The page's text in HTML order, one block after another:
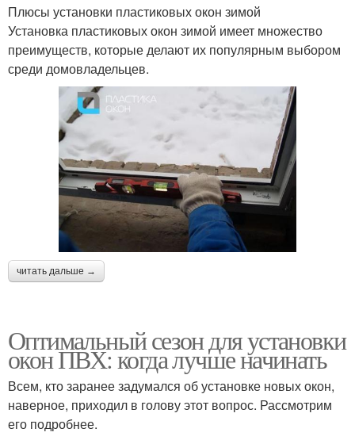
Плюсы установки пластиковых окон зимой
Установка пластиковых окон зимой имеет множество
преимуществ, которые делают их популярным выбором
среди домовладельцев.
читать дальше →
Оптимальный сезон для установки
окон ПВХ: когда лучше начинать
Всем, кто заранее задумался об установке новых окон,
наверное, приходил в голову этот вопрос. Рассмотрим
его подробнее.